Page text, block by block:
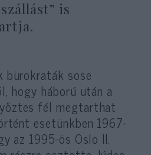
is
bürokraták sose
hogy háború után a
fél megtarthat
esetünkben 1967-
az 1995-ös Oslo II.